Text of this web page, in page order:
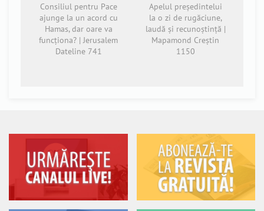
Consiliul pentru Pace
ajunge la un acord cu
Hamas, dar oare va
funcționa? | Jerusalem
Dateline 741
Apelul președintelui
la o zi de rugăciune,
laudă și recunoștință |
Mapamond Creștin
1150